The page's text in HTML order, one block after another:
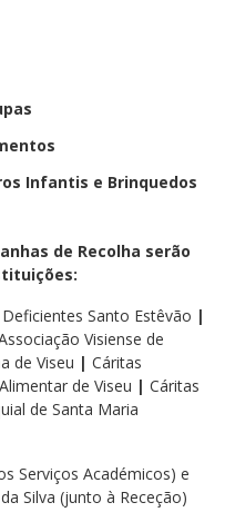
Infantis e Brinquedos
de Recolha serão
Santo Estêvão |
Visiense de
de Viseu | Cáritas
de Viseu | Cáritas
de Santa Maria
Serviços Académicos) e
Silva (junto à Receção)